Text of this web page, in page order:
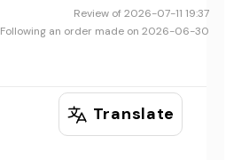
Review of 2026-07-11 19:37
Following an order made on 2026-06-30
Translate